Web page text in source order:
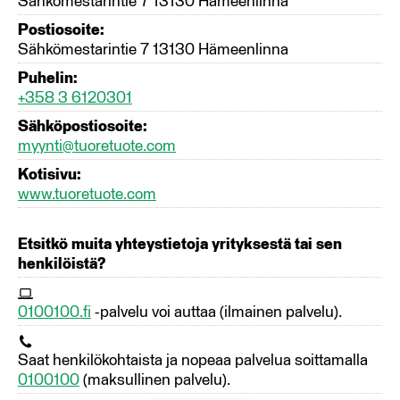
Postiosoite:
Sähkömestarintie 7 13130 Hämeenlinna
Puhelin:
+358 3 6120301
Sähköpostiosoite:
myynti@tuoretuote.com
Kotisivu:
www.tuoretuote.com
Etsitkö muita yhteystietoja yrityksestä tai sen
henkilöistä?
0100100.fi -palvelu voi auttaa (ilmainen palvelu).
Saat henkilökohtaista ja nopeaa palvelua soittamalla
0100100 (maksullinen palvelu).